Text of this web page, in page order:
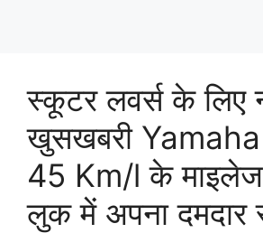
स्कूटर लवर्स के लिए
खुसखबरी Yamaha
45 Km/l के
लुक में अपना दमदार